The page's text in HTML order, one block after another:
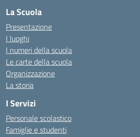
La Scuola
Presentazione
I luoghi
I numeri della scuola
Le carte della scuola
Organizzazione
La storia
I Servizi
Personale scolastico
Famiglie e studenti